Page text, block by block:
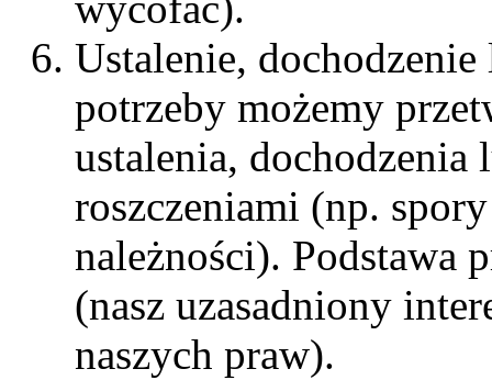
Ustalenie,
potrzeby możemy
ustalenia,
roszczeniami (np.
należności). Podstawa
(nasz uzasadniony
naszych praw).